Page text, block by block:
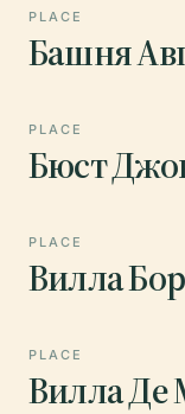
PLACE
Башня
PLACE
Бюст
PLACE
Вилла
PLACE
Вилла Де